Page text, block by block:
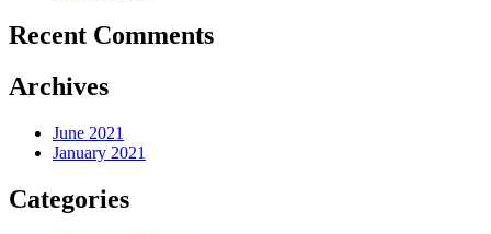
Recent Comments
Archives
June 2021
January 2021
Categories